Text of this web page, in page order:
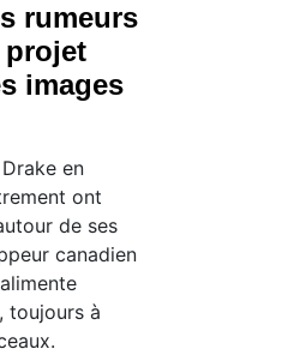
rumeurs
projet
images
en
ont
de ses
canadien
toujours à